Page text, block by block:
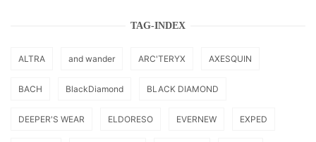
TAG-INDEX
ALTRA and wander ARC'TERYX AXESQUIN
BACH BlackDiamond BLACK DIAMOND
DEEPER'S WEAR ELDORESO EVERNEW EXPED